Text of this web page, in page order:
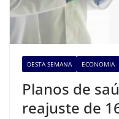
DESTA SEMANA ECONOMIA
Planos de
reajuste de